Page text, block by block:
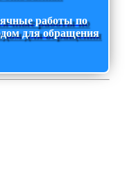
работы по
для обращения